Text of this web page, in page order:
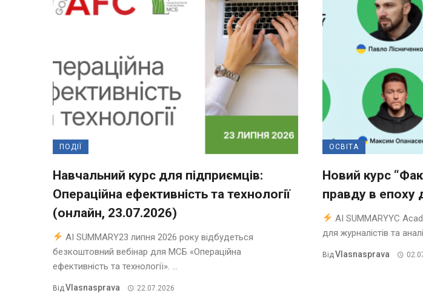
ПОДІЇ
Навчальний курс для підприємців:
Операційна ефективність та технології
(онлайн, 23.07.2026)
AI SUMMARY23 липня 2026 року відбудеться
безкоштовний вебінар для МСБ «Операційна
ефективність та технології». ...
ВідVlasnasprava 22.07.2026
ОСВІТА
Новий курс
правду в епоху
AI SUMMARYYC
для журналістів та
ВідVlasnasprava